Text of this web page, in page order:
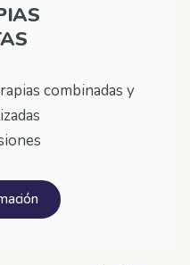
combinadas y